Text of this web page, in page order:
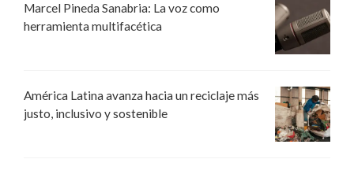
Marcel Pineda Sanabria: La voz como
herramienta multifacética
América Latina avanza hacia un reciclaje más
justo, inclusivo y sostenible